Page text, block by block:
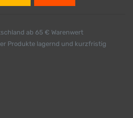
ab 65 € Warenwert
Produkte lagernd und kurzfristig